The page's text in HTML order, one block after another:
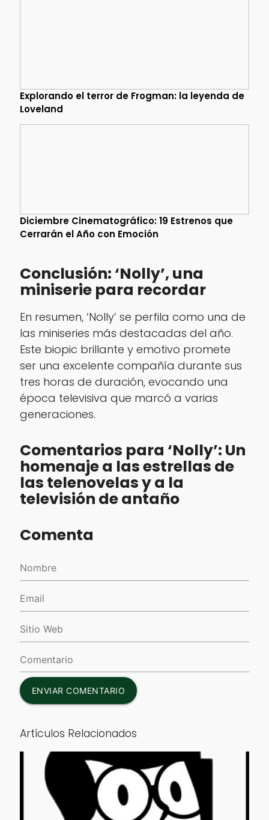
Explorando el terror de Frogman: la leyenda de
Loveland
Diciembre Cinematográfico: 19 Estrenos que
Cerrarán el Año con Emoción
Conclusión: ‘Nolly’, una
miniserie para recordar
En resumen, ‘Nolly’ se perfila como una de
las miniseries más destacadas del año.
Este biopic brillante y emotivo promete
ser una excelente compañía durante sus
tres horas de duración, evocando una
época televisiva que marcó a varias
generaciones.
Comentarios para ‘Nolly’: Un
homenaje a las estrellas de
las telenovelas y a la
televisión de antaño
Comenta
ENVIAR COMENTARIO
Artículos Relacionados